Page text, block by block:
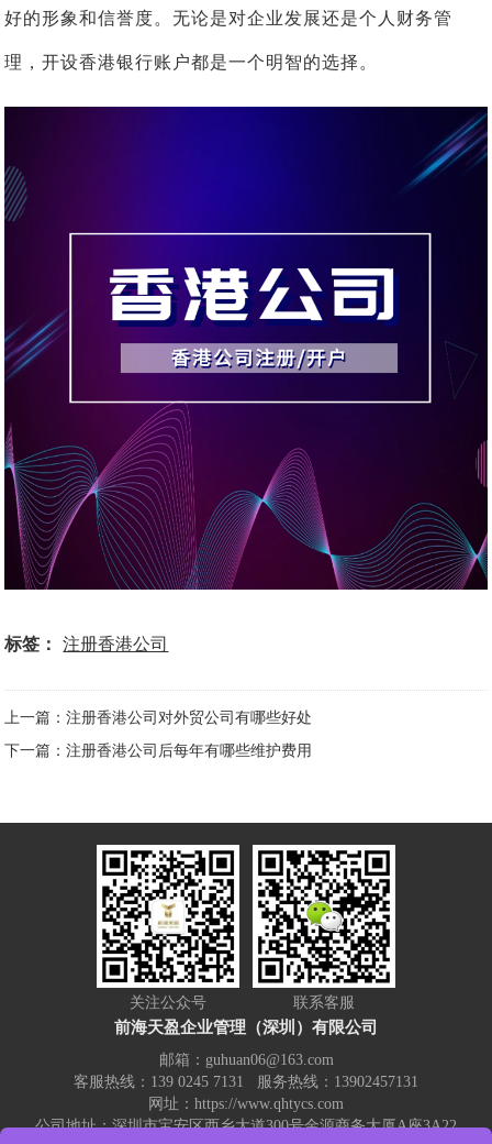
好的形象和信誉度。无论是对企业发展还是个人财务管
理，开设香港银行账户都是一个明智的选择。
标签： 注册香港公司
上一篇：注册香港公司对外贸公司有哪些好处
下一篇：注册香港公司后每年有哪些维护费用
关注公众号 联系客服
前海天盈企业管理（深圳）有限公司
邮箱：guhuan06@163.com
客服热线：139 0245 7131 服务热线：13902457131
网址：https://www.qhtycs.com
公司地址：深圳市宝安区西乡大道300号金源商务大厦A座3A22